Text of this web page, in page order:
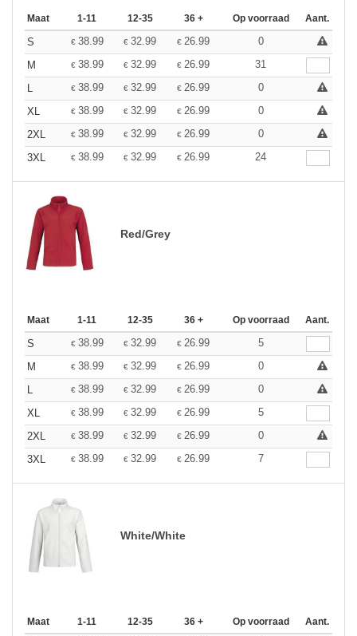
Maat 1-11 12-35 36 + Op voorraad Aant.
S € 38.99 € 32.99 € 26.99
0
M
€ 38.99 € 32.99 € 26.99
31
L
€ 38.99 € 32.99 € 26.99
0
XL
€ 38.99 € 32.99 € 26.99
0
2XL
€ 38.99 € 32.99 € 26.99
0
3XL
€ 38.99 € 32.99 € 26.99 24
Red/Grey
Maat 1-11 12-35 36 + Op voorraad Aant.
S € 38.99 € 32.99 € 26.99
5
M
€ 38.99 € 32.99 € 26.99
0
L
€ 38.99 € 32.99 € 26.99
0
XL
€ 38.99 € 32.99 € 26.99
5
2XL
€ 38.99 € 32.99 € 26.99
0
3XL
€ 38.99 € 32.99 € 26.99 7
White/White
Maat 1-11 12-35 36 + Op voorraad Aant.